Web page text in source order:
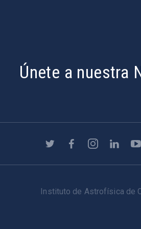
Únete a nuestra
Instituto de Astrofísica de